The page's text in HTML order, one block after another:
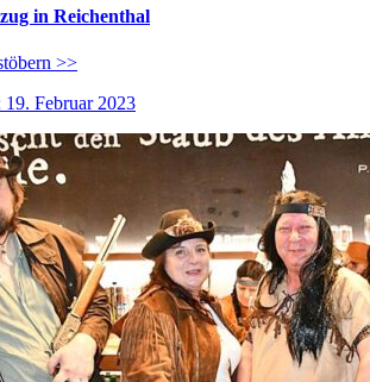
in Reichenthal
>>
Februar 2023